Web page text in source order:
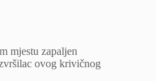
mjestu zapaljen
ovog krivičnog